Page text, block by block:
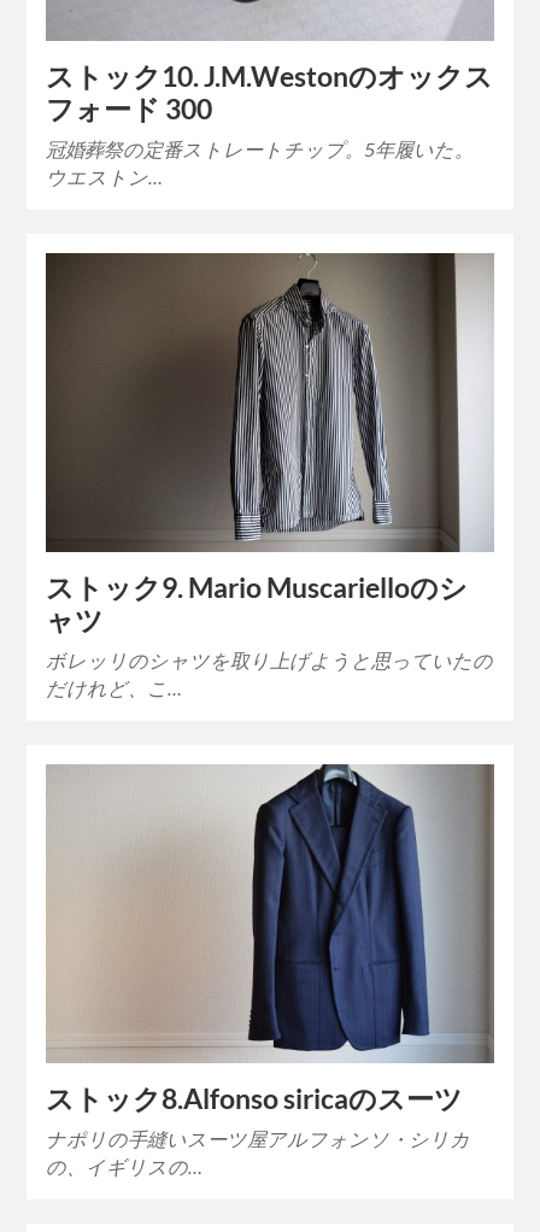
ストック10. J.M.Westonのオックス
フォード 300
冠婚葬祭の定番ストレートチップ。5年履いた。
ウエストン…
ストック9. Mario Muscarielloのシ
ャツ
ボレッリのシャツを取り上げようと思っていたの
だけれど、こ…
ストック8.Alfonso siricaのスーツ
ナポリの手縫いスーツ屋アルフォンソ・シリカ
の、イギリスの…